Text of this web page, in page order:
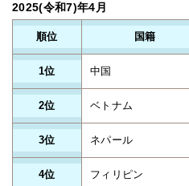
2025(令和7)年4月
順位 国籍
1位 中国
2位 ベトナム
3位 ネパール
4位 フィリピン